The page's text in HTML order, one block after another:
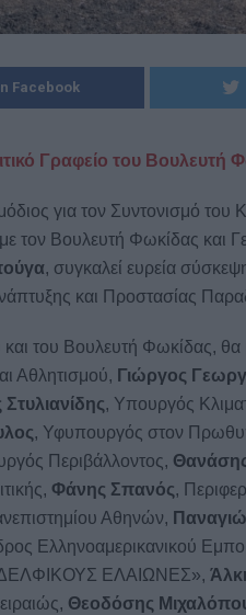
Facebook
Γραφείο του Βουλευτή
για τον Συντονισμό του
τον Βουλευτή Φωκίδας και
, συγκαλεί ευρεία
και Προστασίας
του Βουλευτή Φωκίδας, θα
Αθλητισμού, Γιώργος
, Υπουργός
, Υφυπουργός στον
Περιβάλλοντος,
Φάνης Σπανός,
Αθηνών,
Ελληνοαμερικανικού
ΕΛΑΙΩΝΕΣ»,
Θεοδόσης